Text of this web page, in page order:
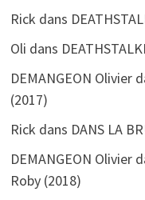
Rick dans
Oli dans
DEMANGEON Olivier
(2017)
Rick dans DANS LA
DEMANGEON Olivier
Roby (2018)